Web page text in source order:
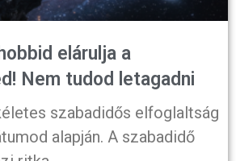
elárulja a
Nem tudod letagadni
szabadidős elfoglaltság
alapján. A szabadidő